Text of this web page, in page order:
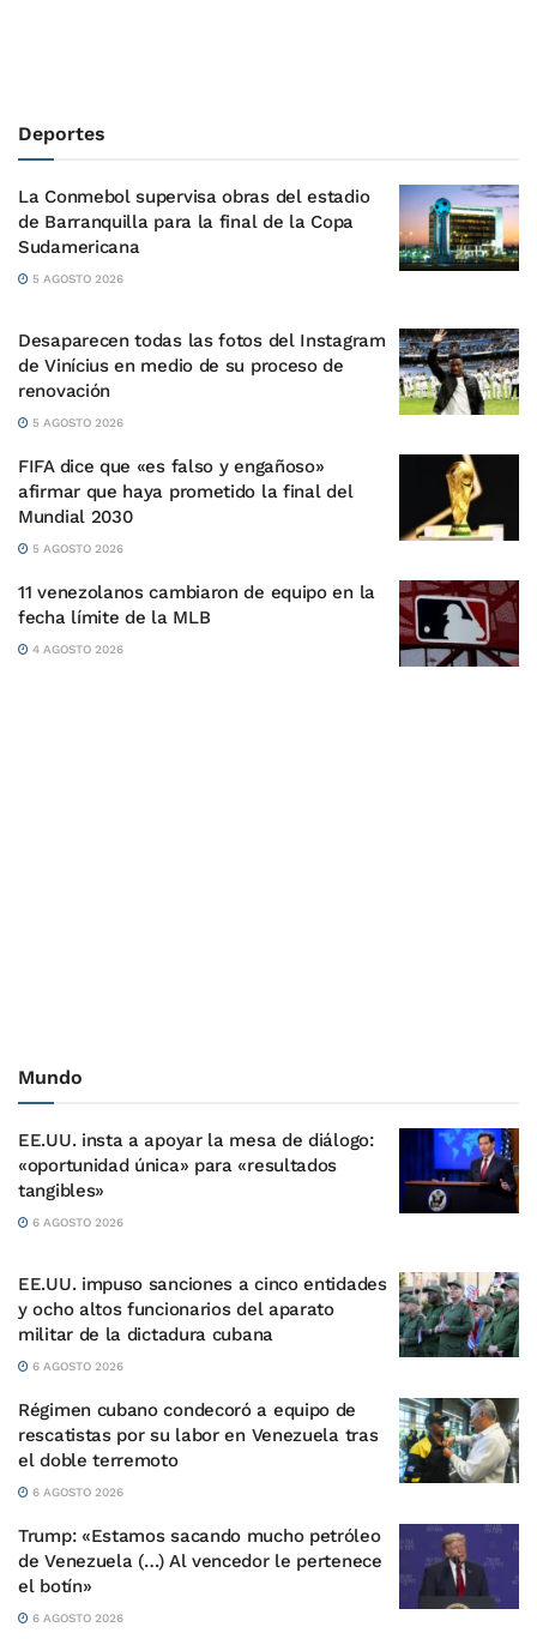
Deportes
La Conmebol supervisa obras del estadio
de Barranquilla para la final de la Copa
Sudamericana
5 AGOSTO 2026
Desaparecen todas las fotos del Instagram
de Vinícius en medio de su proceso de
renovación
5 AGOSTO 2026
FIFA dice que «es falso y engañoso»
afirmar que haya prometido la final del
Mundial 2030
5 AGOSTO 2026
11 venezolanos cambiaron de equipo en la
fecha límite de la MLB
4 AGOSTO 2026
Mundo
EE.UU. insta a apoyar la mesa de diálogo:
«oportunidad única» para «resultados
tangibles»
6 AGOSTO 2026
EE.UU. impuso sanciones a cinco entidades
y ocho altos funcionarios del aparato
militar de la dictadura cubana
6 AGOSTO 2026
Régimen cubano condecoró a equipo de
rescatistas por su labor en Venezuela tras
el doble terremoto
6 AGOSTO 2026
Trump: «Estamos sacando mucho petróleo
de Venezuela (…) Al vencedor le pertenece
el botín»
6 AGOSTO 2026